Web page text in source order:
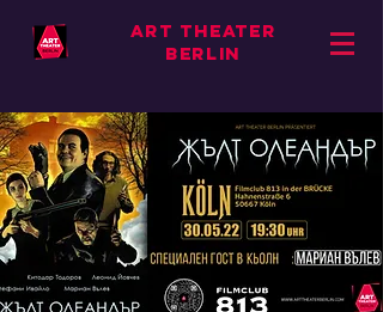
ART THEATER
BERLIN